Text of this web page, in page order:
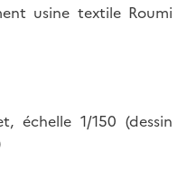
usine textile Roumi
échelle 1/150 (dessin